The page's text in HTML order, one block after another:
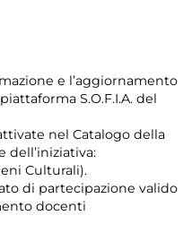
e l’aggiornamento
S.O.F.I.A. del
nel Catalogo della
dell’iniziativa:
Culturali).
di partecipazione valido
docenti